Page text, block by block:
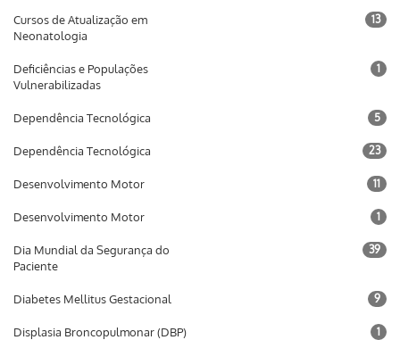
Cursos de Atualização em
Neonatologia
13
Deficiências e Populações
Vulnerabilizadas
1
Dependência Tecnológica 5
Dependência Tecnológica 23
Desenvolvimento Motor 11
Desenvolvimento Motor 1
Dia Mundial da Segurança do
Paciente
39
Diabetes Mellitus Gestacional 9
Displasia Broncopulmonar (DBP) 1